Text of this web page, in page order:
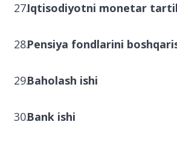
Iqtisodiyotni monetar
Pensiya fondlarini
Baholash ishi
Bank ishi